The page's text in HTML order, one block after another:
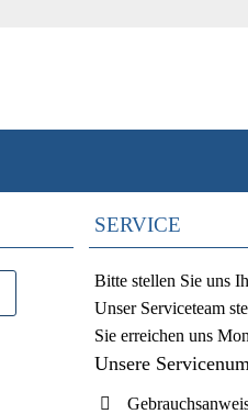
SERVICE
Bitte stellen Sie uns
Unser Serviceteam
Sie erreichen uns
Unsere